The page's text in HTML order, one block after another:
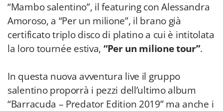
“Mambo salentino”, il featuring con Alessandra
Amoroso, a “Per un milione”, il brano già
certificato triplo disco di platino a cui è intitolata
la loro tournée estiva, “Per un milione tour”.
In questa nuova avventura live il gruppo
salentino proporrà i pezzi dell’ultimo album
“Barracuda – Predator Edition 2019” ma anche i